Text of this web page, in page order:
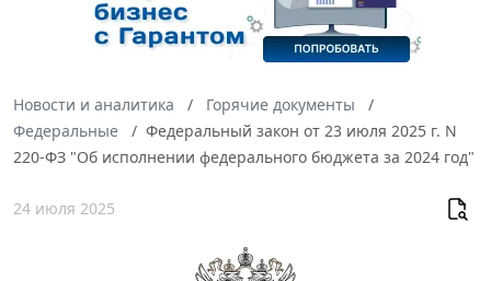
Новости и аналитика
Горячие документы
Федеральные
Федеральный закон от 23 июля 2025 г. N
220-ФЗ "Об исполнении федерального бюджета за 2024 год"
24 июля 2025